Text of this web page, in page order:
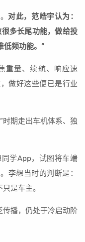
对此，范皓宇认为：
多长尾功能，做给投
低频功能。”
重量、续航、响应速
做好这些便已是行业
时期走出车机体系、独
学App，试图将车端
李想当时的判断是：
是车主。
播，仍处于冷启动阶